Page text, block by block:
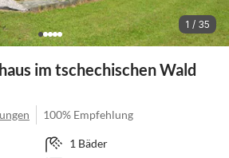
1 / 35
im tschechischen Wald
100% Empfehlung
1 Bäder